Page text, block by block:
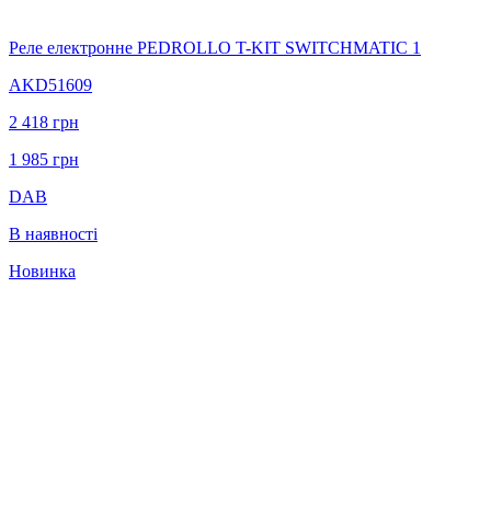
Реле електронне PEDROLLO T-KIT SWITCHMATIC 1
AKD51609
2 418 грн
1 985 грн
DAB
В наявності
Новинка